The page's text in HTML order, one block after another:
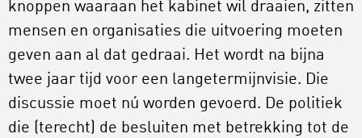
knoppen waaraan het kabinet wil draaien, zitten
mensen en organisaties die uitvoering moeten
geven aan al dat gedraai. Het wordt na bijna
twee jaar tijd voor een langetermijnvisie. Die
discussie moet nú worden gevoerd. De politiek
die (terecht) de besluiten met betrekking tot de